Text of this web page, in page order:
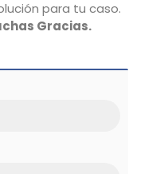
para tu caso.
Gracias.